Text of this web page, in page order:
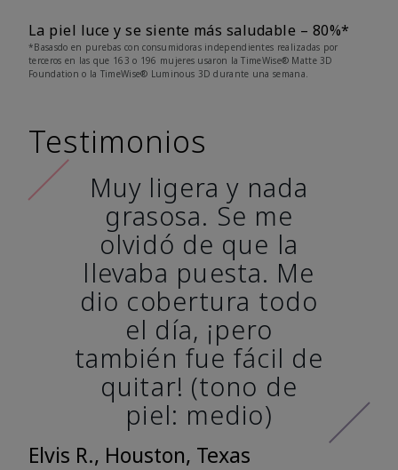
La piel luce y se siente más saludable – 80%*
*Basasdo en purebas con consumidoras independientes realizadas por
terceros en las que 163 o 196 mujeres usaron la TimeWise® Matte 3D
Foundation o la TimeWise® Luminous 3D durante una semana.
Testimonios
Muy ligera y nada
grasosa. Se me
olvidó de que la
llevaba puesta. Me
dio cobertura todo
el día, ¡pero
también fue fácil de
quitar! (tono de
piel: medio)
Elvis R., Houston, Texas